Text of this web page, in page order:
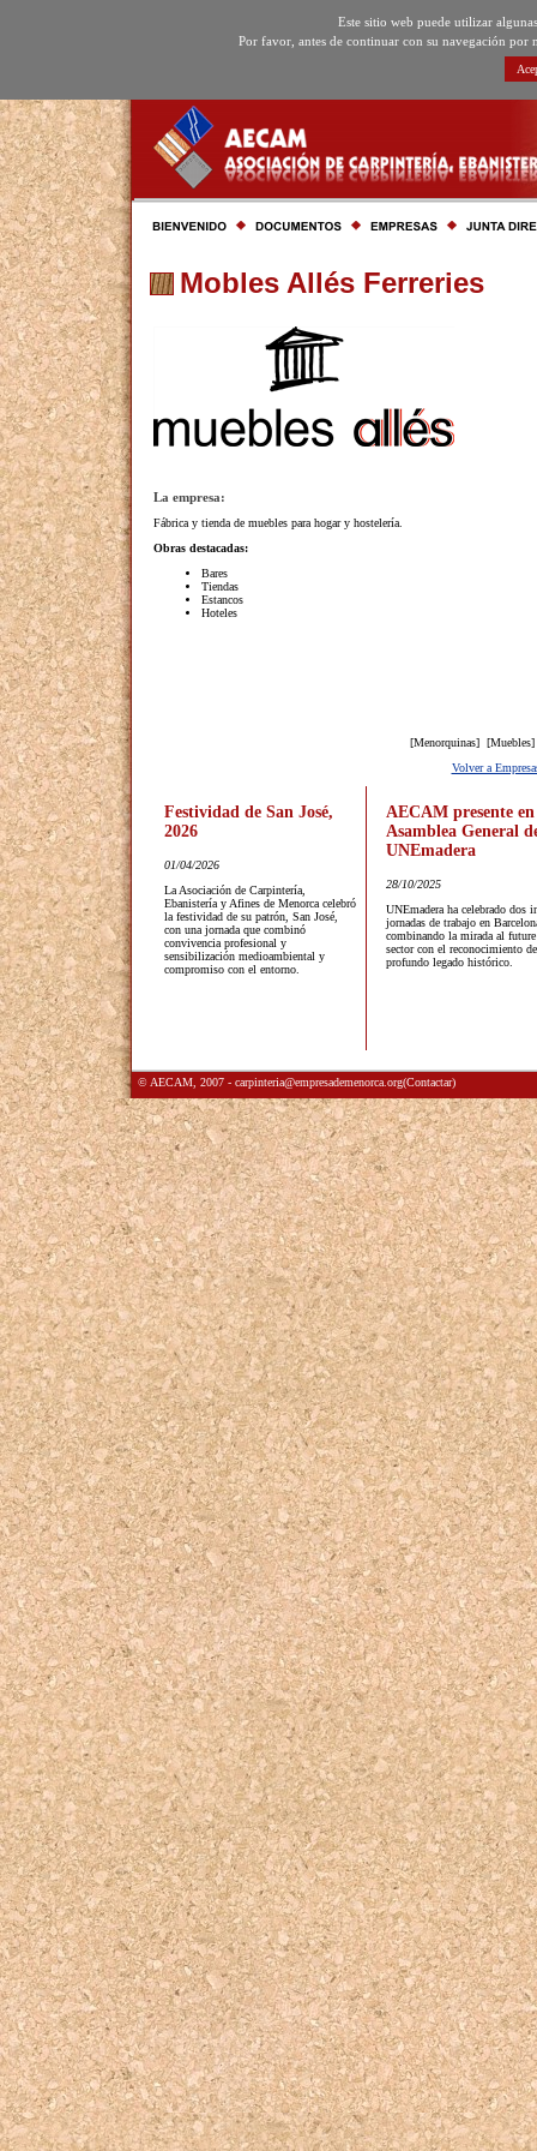
Este sitio web puede utilizar
Por favor, antes de continuar con su navegación por
Mobles Allés Ferreries
La empresa:
Fábrica y tienda de muebles para hogar y hostelería.
Obras destacadas:
Bares
Tiendas
Estancos
Hoteles
[Menorquinas]
Volver a
Festividad de San José,
2026
01/04/2026
La Asociación de Carpintería,
Ebanistería y Afines de Menorca celebró
la festividad de su patrón, San José,
con una jornada que combinó
convivencia profesional y
sensibilización medioambiental y
compromiso con el entorno.
AECAM presente
Asamblea General
UNEmadera
28/10/2025
UNEmadera ha celebrado dos
jornadas de trabajo en
combinando la mirada al
sector con el reconocimiento
profundo legado histórico.
© AECAM, 2007 - carpinteria@empresademenorca.org(Contactar)